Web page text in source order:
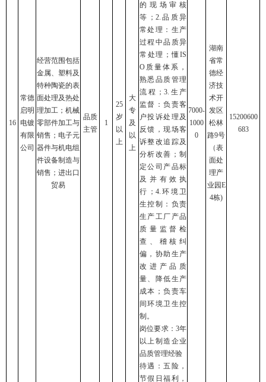
16
常德
启明
电镀
有限
公司
经营范围包括
金属、塑料及
特种陶瓷的表
面处理及热处
理加工；机械
零部件加工与
销售；电子元
器件与机电组
件设备制造与
销售；进出口
贸易
品质
主管
1
25
岁
以
上
大
专
及
以
上
的现场审核
等；2.品质异
常处理：生产
过程中品质异
常处理；懂IS
O质量体系，
熟悉品质管理
流程；3.生产
监督：负责客
户投诉处理及
反馈，现场客
诉整改追踪及
分析改善；制
定公司产品标
及并有效执
行；4.环境卫
生控制：负责
生产工厂产品
质量监督检
查、稽核纠
偏，协助生产
改进产品质
量、降低生产
成本；负责车
间环境卫生控
制。
岗位要求：3年
以上制造企业
品质管理经验
待遇：五险，
节假日福利，
7000-
1000
0
湖南
省常
德经
济技
术开
发区
松林
路9号
（表
面处
理产
业园E
4栋)
15200600
683